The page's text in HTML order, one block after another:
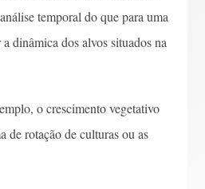
temporal do que para uma
dinâmica dos alvos situados na
o crescimento vegetativo
de rotação de culturas ou as